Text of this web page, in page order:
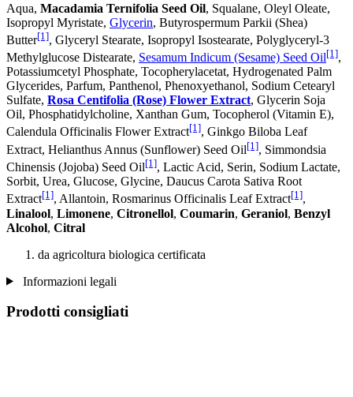
Aqua, Macadamia Ternifolia Seed Oil, Squalane, Oleyl Oleate,
Isopropyl Myristate, Glycerin, Butyrospermum Parkii (Shea)
Butter[1], Glyceryl Stearate, Isopropyl Isostearate, Polyglyceryl-3
Methylglucose Distearate, Sesamum Indicum (Sesame) Seed Oil[1],
Potassiumcetyl Phosphate, Tocopherylacetat, Hydrogenated Palm
Glycerides, Parfum, Panthenol, Phenoxyethanol, Sodium Cetearyl
Sulfate, Rosa Centifolia (Rose) Flower Extract, Glycerin Soja
Oil, Phosphatidylcholine, Xanthan Gum, Tocopherol (Vitamin E),
Calendula Officinalis Flower Extract[1], Ginkgo Biloba Leaf
Extract, Helianthus Annus (Sunflower) Seed Oil[1], Simmondsia
Chinensis (Jojoba) Seed Oil[1], Lactic Acid, Serin, Sodium Lactate,
Sorbit, Urea, Glucose, Glycine, Daucus Carota Sativa Root
Extract[1], Allantoin, Rosmarinus Officinalis Leaf Extract[1],
Linalool, Limonene, Citronellol, Coumarin, Geraniol, Benzyl
Alcohol, Citral
da agricoltura biologica certificata
Informazioni legali
Prodotti consigliati